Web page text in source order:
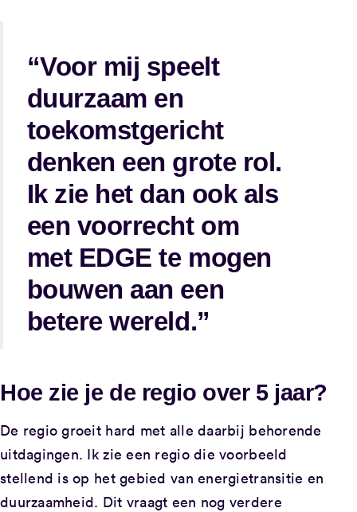
“Voor mij speelt
duurzaam en
toekomstgericht
denken een grote rol.
Ik zie het dan ook als
een voorrecht om
met EDGE te mogen
bouwen aan een
betere wereld.”
Hoe zie je de regio over 5 jaar?
De regio groeit hard met alle daarbij behorende
uitdagingen. Ik zie een regio die voorbeeld
stellend is op het gebied van energietransitie en
duurzaamheid. Dit vraagt een nog verdere